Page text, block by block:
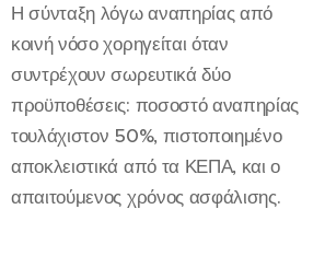
Η σύνταξη λόγω αναπηρίας από
κοινή νόσο χορηγείται όταν
συντρέχουν σωρευτικά δύο
προϋποθέσεις: ποσοστό αναπηρίας
τουλάχιστον 50%, πιστοποιημένο
αποκλειστικά από τα ΚΕΠΑ, και ο
απαιτούμενος χρόνος ασφάλισης.